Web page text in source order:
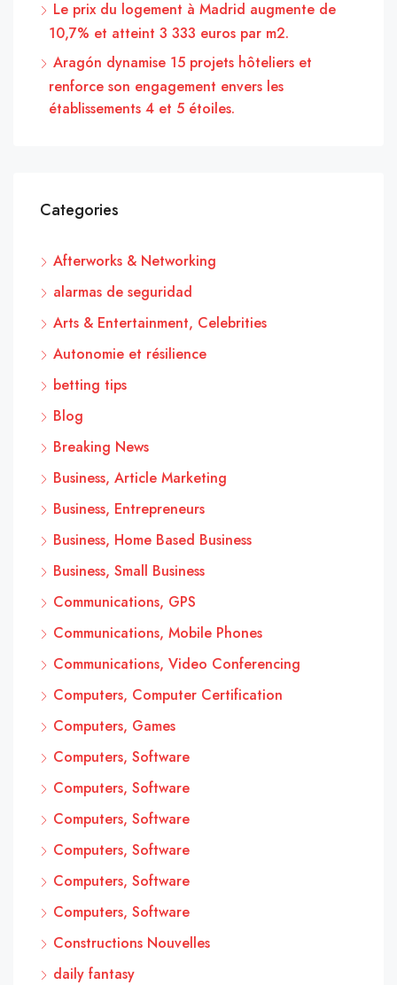
Le prix du logement à Madrid augmente de
10,7% et atteint 3 333 euros par m2.
Aragón dynamise 15 projets hôteliers et
renforce son engagement envers les
établissements 4 et 5 étoiles.
Categories
Afterworks & Networking
alarmas de seguridad
Arts & Entertainment, Celebrities
Autonomie et résilience
betting tips
Blog
Breaking News
Business, Article Marketing
Business, Entrepreneurs
Business, Home Based Business
Business, Small Business
Communications, GPS
Communications, Mobile Phones
Communications, Video Conferencing
Computers, Computer Certification
Computers, Games
Computers, Software
Computers, Software
Computers, Software
Computers, Software
Computers, Software
Computers, Software
Constructions Nouvelles
daily fantasy